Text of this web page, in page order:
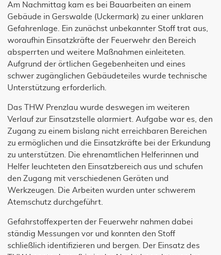
Am Nachmittag kam es bei Bauarbeiten an einem
Gebäude in Gerswalde (Uckermark) zu einer unklaren
Gefahrenlage. Ein zunächst unbekannter Stoff trat aus,
woraufhin Einsatzkräfte der Feuerwehr den Bereich
absperrten und weitere Maßnahmen einleiteten.
Aufgrund der örtlichen Gegebenheiten und eines
schwer zugänglichen Gebäudeteiles wurde technische
Unterstützung erforderlich.
Das THW Prenzlau wurde deswegen im weiteren
Verlauf zur Einsatzstelle alarmiert. Aufgabe war es, den
Zugang zu einem bislang nicht erreichbaren Bereichen
zu ermöglichen und die Einsatzkräfte bei der Erkundung
zu unterstützen. Die ehrenamtlichen Helferinnen und
Helfer leuchteten den Einsatzbereich aus und schufen
den Zugang mit verschiedenen Geräten und
Werkzeugen. Die Arbeiten wurden unter schwerem
Atemschutz durchgeführt.
Gefahrstoffexperten der Feuerwehr nahmen dabei
ständig Messungen vor und konnten den Stoff
schließlich identifizieren und bergen. Der Einsatz des